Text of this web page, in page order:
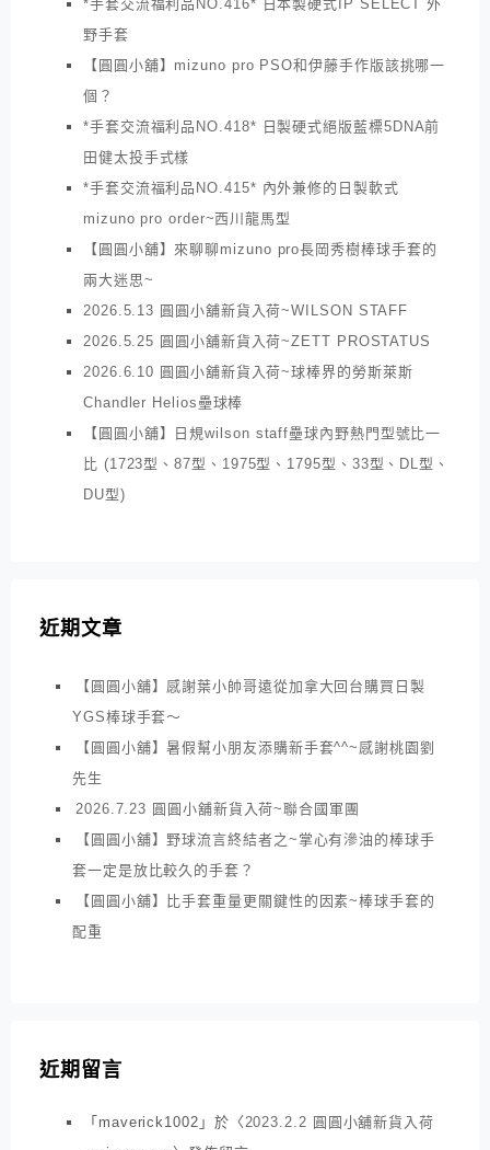
*手套交流福利品NO.416* 日本製硬式IP SELECT 外
野手套
【圓圓小舖】mizuno pro PSO和伊藤手作版該挑哪一
個？
*手套交流福利品NO.418* 日製硬式絕版藍標5DNA前
田健太投手式樣
*手套交流福利品NO.415* 內外兼修的日製軟式
mizuno pro order~西川龍馬型
【圓圓小舖】來聊聊mizuno pro長岡秀樹棒球手套的
兩大迷思~
2026.5.13 圓圓小舖新貨入荷~WILSON STAFF
2026.5.25 圓圓小舖新貨入荷~ZETT PROSTATUS
2026.6.10 圓圓小舖新貨入荷~球棒界的勞斯萊斯
Chandler Helios壘球棒
【圓圓小舖】日規wilson staff壘球內野熱門型號比一
比 (1723型、87型、1975型、1795型、33型、DL型、
DU型)
近期文章
【圓圓小舖】感謝葉小帥哥遠從加拿大回台購買日製
YGS棒球手套～
【圓圓小舖】暑假幫小朋友添購新手套^^~感謝桃園劉
先生
2026.7.23 圓圓小舖新貨入荷~聯合國軍團
【圓圓小舖】野球流言終結者之~掌心有滲油的棒球手
套一定是放比較久的手套？
【圓圓小舖】比手套重量更關鍵性的因素~棒球手套的
配重
近期留言
「 maverick1002 」於〈2023.2.2 圓圓小舖新貨入荷